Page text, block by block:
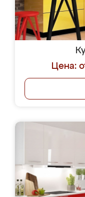
Цена: